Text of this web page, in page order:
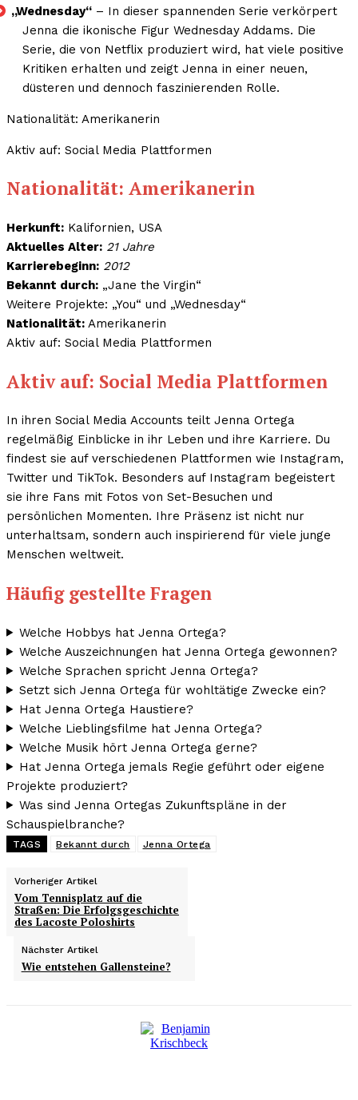
„Wednesday“ – In dieser spannenden Serie verkörpert
Jenna die ikonische Figur Wednesday Addams. Die
Serie, die von Netflix produziert wird, hat viele positive
Kritiken erhalten und zeigt Jenna in einer neuen,
düsteren und dennoch faszinierenden Rolle.
Nationalität: Amerikanerin
Aktiv auf: Social Media Plattformen
Nationalität: Amerikanerin
Herkunft: Kalifornien, USA
Aktuelles Alter: 21 Jahre
Karrierebeginn: 2012
Bekannt durch: „Jane the Virgin“
Weitere Projekte: „You“ und „Wednesday“
Nationalität: Amerikanerin
Aktiv auf: Social Media Plattformen
Aktiv auf: Social Media Plattformen
In ihren Social Media Accounts teilt Jenna Ortega
regelmäßig Einblicke in ihr Leben und ihre Karriere. Du
findest sie auf verschiedenen Plattformen wie Instagram,
Twitter und TikTok. Besonders auf Instagram begeistert
sie ihre Fans mit Fotos von Set-Besuchen und
persönlichen Momenten. Ihre Präsenz ist nicht nur
unterhaltsam, sondern auch inspirierend für viele junge
Menschen weltweit.
Häufig gestellte Fragen
Welche Hobbys hat Jenna Ortega?
Welche Auszeichnungen hat Jenna Ortega gewonnen?
Welche Sprachen spricht Jenna Ortega?
Setzt sich Jenna Ortega für wohltätige Zwecke ein?
Hat Jenna Ortega Haustiere?
Welche Lieblingsfilme hat Jenna Ortega?
Welche Musik hört Jenna Ortega gerne?
Hat Jenna Ortega jemals Regie geführt oder eigene
Projekte produziert?
Was sind Jenna Ortegas Zukunftspläne in der
Schauspielbranche?
TAGS Bekannt durch Jenna Ortega
Vorheriger Artikel
Vom Tennisplatz auf die
Straßen: Die Erfolgsgeschichte
des Lacoste Poloshirts
Nächster Artikel
Wie entstehen Gallensteine?